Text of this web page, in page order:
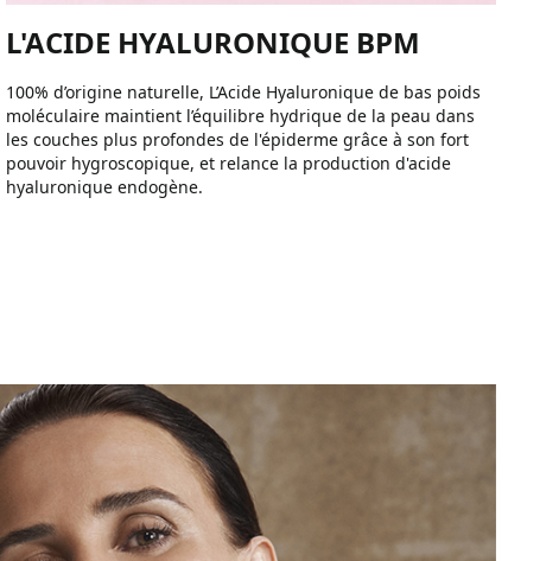
L'ACIDE HYALURONIQUE BPM
100% d’origine naturelle, L’Acide Hyaluronique de bas poids
moléculaire maintient l’équilibre hydrique de la peau dans
les couches plus profondes de l'épiderme grâce à son fort
pouvoir hygroscopique, et relance la production d'acide
hyaluronique endogène.